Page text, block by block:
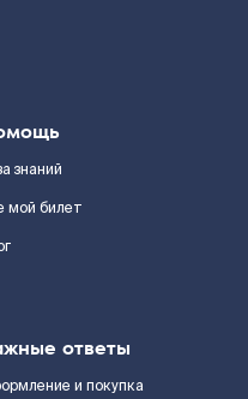
знаний
мой билет
ответы
и покупка